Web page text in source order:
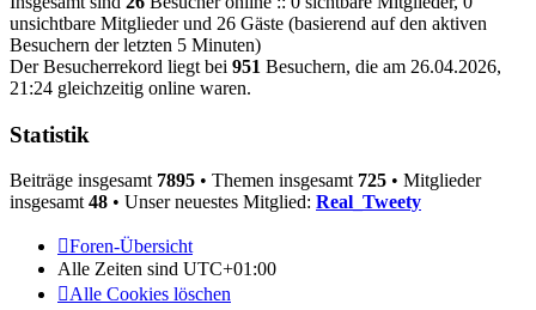
unsichtbare Mitglieder und 26 Gäste (basierend auf den aktiven
Besuchern der letzten 5 Minuten)
Der Besucherrekord liegt bei 951 Besuchern, die am 26.04.2026,
21:24 gleichzeitig online waren.
Statistik
Beiträge insgesamt 7895 • Themen insgesamt 725 • Mitglieder
insgesamt 48 • Unser neuestes Mitglied: Real_Tweety
Foren-Übersicht
Alle Zeiten sind UTC+01:00
Alle Cookies löschen